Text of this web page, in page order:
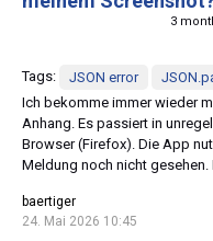
3
Tags: JSON error
Ich bekomme immer wieder
Anhang. Es passiert in
Browser (Firefox). Die App
Meldung noch nicht
baertiger
24. Mai 2026 10:45